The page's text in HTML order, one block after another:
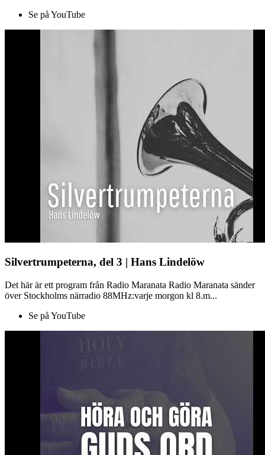
Se på YouTube
Silvertrumpeterna, del 3 | Hans Lindelöw
Det här är ett program från Radio Maranata Radio Maranata sänder
över Stockholms närradio 88MHz:varje morgon kl 8.m...
Se på YouTube